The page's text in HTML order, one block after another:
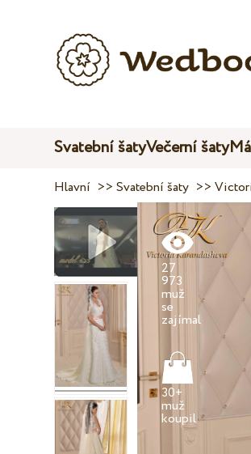
Svatební šatyVečerní šaty
Hlavní >>Svatební šaty >>
27
973
muž
se
30+
muž